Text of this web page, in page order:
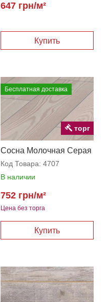
647 грн/м²
Купить
Бесплатная доставка
Сосна Молочная Серая
Код Товара: 4707
В наличии
Цена без торга
752 грн/м²
торг
Купить